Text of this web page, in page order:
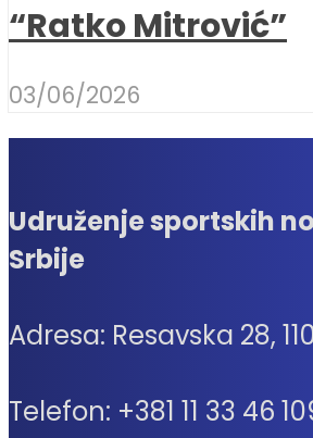
“Ratko Mitrović”
03/06/2026
Udruženje sportskih
Srbije
Adresa: Resavska 28,
Telefon: +381 11 33 46